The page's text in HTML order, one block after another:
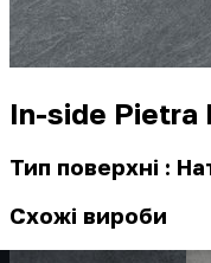
In-side Pietra
Тип поверхні :
Схожі вироби